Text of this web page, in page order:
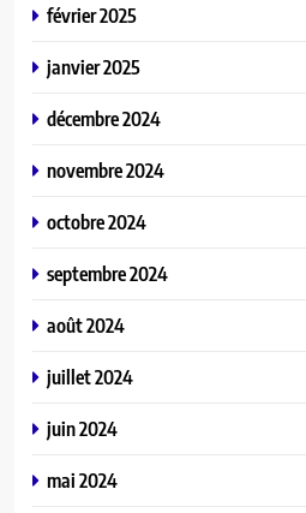
février 2025
janvier 2025
décembre 2024
novembre 2024
octobre 2024
septembre 2024
août 2024
juillet 2024
juin 2024
mai 2024